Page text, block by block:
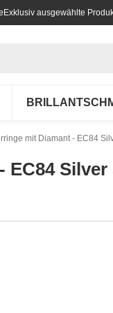
Exklusiv ausgewählte
mit Diamant - EC84
Silver